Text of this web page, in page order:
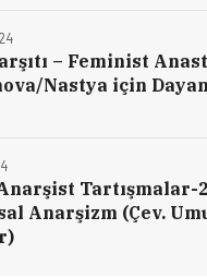
– Feminist
Nastya için
Tartışmalar-
Anarşizm (Çev.